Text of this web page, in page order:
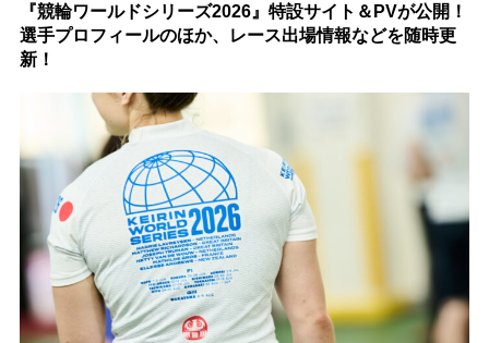
『競輪ワールドシリーズ2026』特設サイト＆PVが公開！
選手プロフィールのほか、レース出場情報などを随時更
新！